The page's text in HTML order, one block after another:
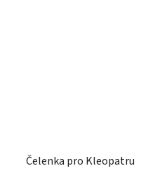
Čelenka pro Kleopatru